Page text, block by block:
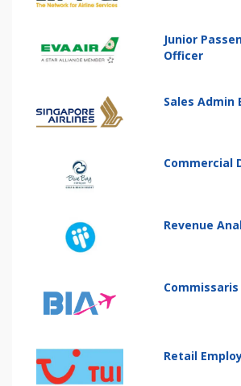
Junior
Officer
Sales Admin
Commercial
Revenue
Commissaris
Retail